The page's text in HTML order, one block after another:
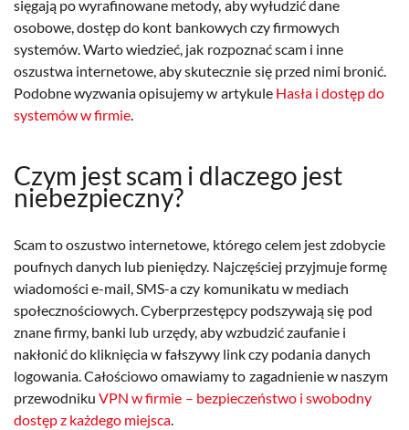
sięgają po wyrafinowane metody, aby wyłudzić dane
osobowe, dostęp do kont bankowych czy firmowych
systemów. Warto wiedzieć, jak rozpoznać scam i inne
oszustwa internetowe, aby skutecznie się przed nimi bronić.
Podobne wyzwania opisujemy w artykule Hasła i dostęp do
systemów w firmie.
Czym jest scam i dlaczego jest
niebezpieczny?
Scam to oszustwo internetowe, którego celem jest zdobycie
poufnych danych lub pieniędzy. Najczęściej przyjmuje formę
wiadomości e-mail, SMS-a czy komunikatu w mediach
społecznościowych. Cyberprzestępcy podszywają się pod
znane firmy, banki lub urzędy, aby wzbudzić zaufanie i
nakłonić do kliknięcia w fałszywy link czy podania danych
logowania. Całościowo omawiamy to zagadnienie w naszym
przewodnikuVPN w firmie – bezpieczeństwo i swobodny
dostęp z każdego miejsca.